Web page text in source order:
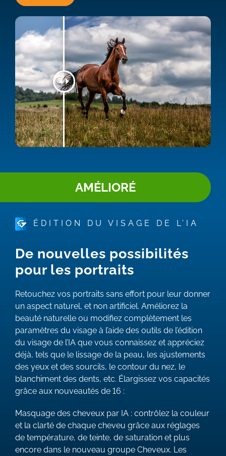
AMÉLIORÉ
ÉDITION DU VISAGE DE L’IA
De nouvelles possibilités
pour les portraits
Retouchez vos portraits sans effort pour leur donner
un aspect naturel, et non artificiel. Améliorez la
beauté naturelle ou modifiez complètement les
paramètres du visage à l’aide des outils de l’édition
du visage de l’IA que vous connaissez et appréciez
déjà, tels que le lissage de la peau, les ajustements
des yeux et des sourcils, le contour du nez, le
blanchiment des dents, etc. Élargissez vos capacités
grâce aux nouveautés de 16 :
Masquage des cheveux par IA : contrôlez la couleur
et la clarté de chaque cheveu grâce aux réglages
de température, de teinte, de saturation et plus
encore dans le nouveau groupe Cheveux. Les